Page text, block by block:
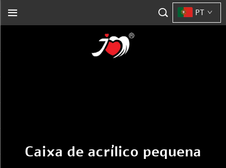
PT
Caixa de acrílico pequena